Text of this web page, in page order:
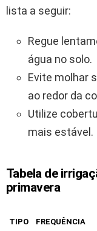
lista a seguir:
Regue
água no solo.
Evite molhar
ao redor da
Utilize
mais estável.
Tabela de
primavera
TIPO
FREQUÊNCIA